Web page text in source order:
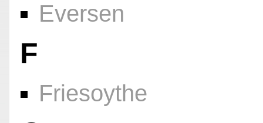
Eversen
F
Friesoythe